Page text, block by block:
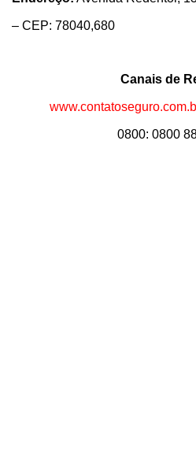
– CEP: 78040,680
Canais de
0800: 0800